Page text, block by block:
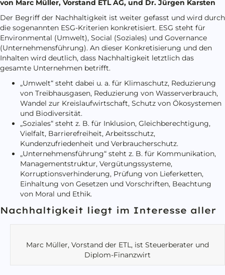
von Marc Müller, Vorstand ETL AG, und Dr. Jürgen Karsten
Der Begriff der Nachhaltigkeit ist weiter gefasst und wird durch
die sogenannten ESG-Kriterien konkretisiert. ESG steht für
Environmental (Umwelt), Social (Soziales) und Governance
(Unternehmensführung). An dieser Konkretisierung und den
Inhalten wird deutlich, dass Nachhaltigkeit letztlich das
gesamte Unternehmen betrifft.
„Umwelt“ steht dabei u. a. für Klimaschutz, Reduzierung
von Treibhausgasen, Reduzierung von Wasserverbrauch,
Wandel zur Kreislaufwirtschaft, Schutz von Ökosystemen
und Biodiversität.
„Soziales“ steht z. B. für Inklusion, Gleichberechtigung,
Vielfalt, Barrierefreiheit, Arbeitsschutz,
Kundenzufriedenheit und Verbraucherschutz.
„Unternehmensführung“ steht z. B. für Kommunikation,
Managementstruktur, Vergütungssysteme,
Korruptionsverhinderung, Prüfung von Lieferketten,
Einhaltung von Gesetzen und Vorschriften, Beachtung
von Moral und Ethik.
Nachhaltigkeit liegt im Interesse aller
Marc Müller, Vorstand der ETL, ist Steuerberater und
Diplom-Finanzwirt